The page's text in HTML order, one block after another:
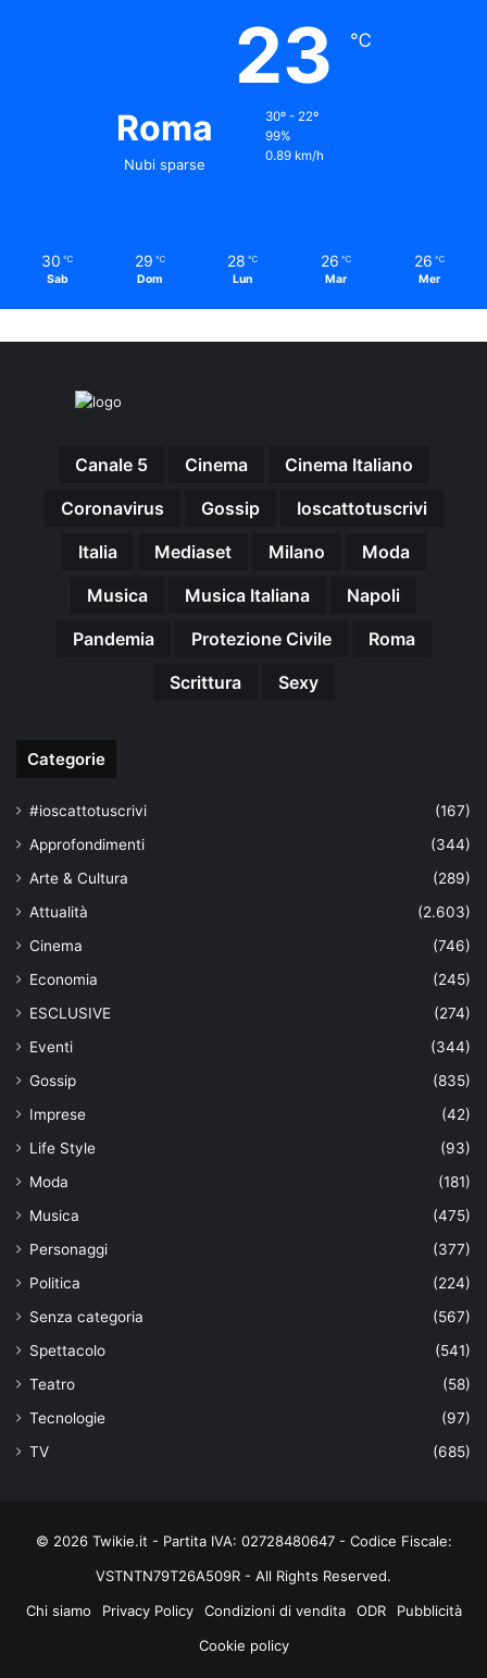
Roma
Nubi sparse
23 ℃
30º - 22º
99%
0.89 km/h
30 ℃
Sab
29 ℃
Dom
28 ℃
Lun
26 ℃
Mar
26 ℃
Mer
Canale 5 Cinema
Cinema Italiano
Coronavirus
Gossip
Ioscattotuscrivi
Italia
Mediaset Milano
Moda
Musica
Musica Italiana
Napoli
Pandemia
Protezione Civile
Roma
Scrittura
Sexy
Categorie
#ioscattotuscrivi
(167)
Approfondimenti
(344)
Arte & Cultura
(289)
Attualità
(2.603)
Cinema
(746)
Economia
(245)
ESCLUSIVE
(274)
Eventi
(344)
Gossip
(835)
Imprese
(42)
Life Style
(93)
Moda
(181)
Musica
(475)
Personaggi
(377)
Politica
(224)
Senza categoria
(567)
Spettacolo
(541)
Teatro
(58)
Tecnologie
(97)
TV
(685)
© 2026 Twikie.it - Partita IVA: 02728480647 - Codice Fiscale:
VSTNTN79T26A509R - All Rights Reserved.
Chi siamo
Privacy Policy Condizioni di vendita ODR
Pubblicità
Cookie policy